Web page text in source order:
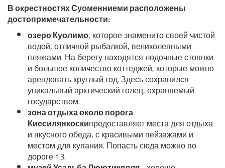
В окрестностях Суоменниеми расположены
достопримечательности:
озеро Куолимо, которое знаменито своей чистой
водой, отличной рыбалкой, великолепными
пляжами. На берегу находятся лодочные стоянки
и большое количество коттеджей, которые можно
арендовать круглый год. Здесь сохранился
уникальный арктический голец, охраняемый
государством.
зона отдыха около порога
Киесилянкоскипредоставляет места для отдыха
и вкусного обеда, с красивыми пейзажами и
местом для купания. Попасть сюда можно по
дороге 13.